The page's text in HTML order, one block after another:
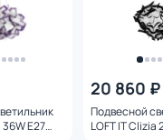
36W E27
20 860 ₽
Подвесной
LOFT IT Clizia